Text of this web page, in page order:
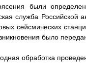
были
служба
сейсмических
было
обработка